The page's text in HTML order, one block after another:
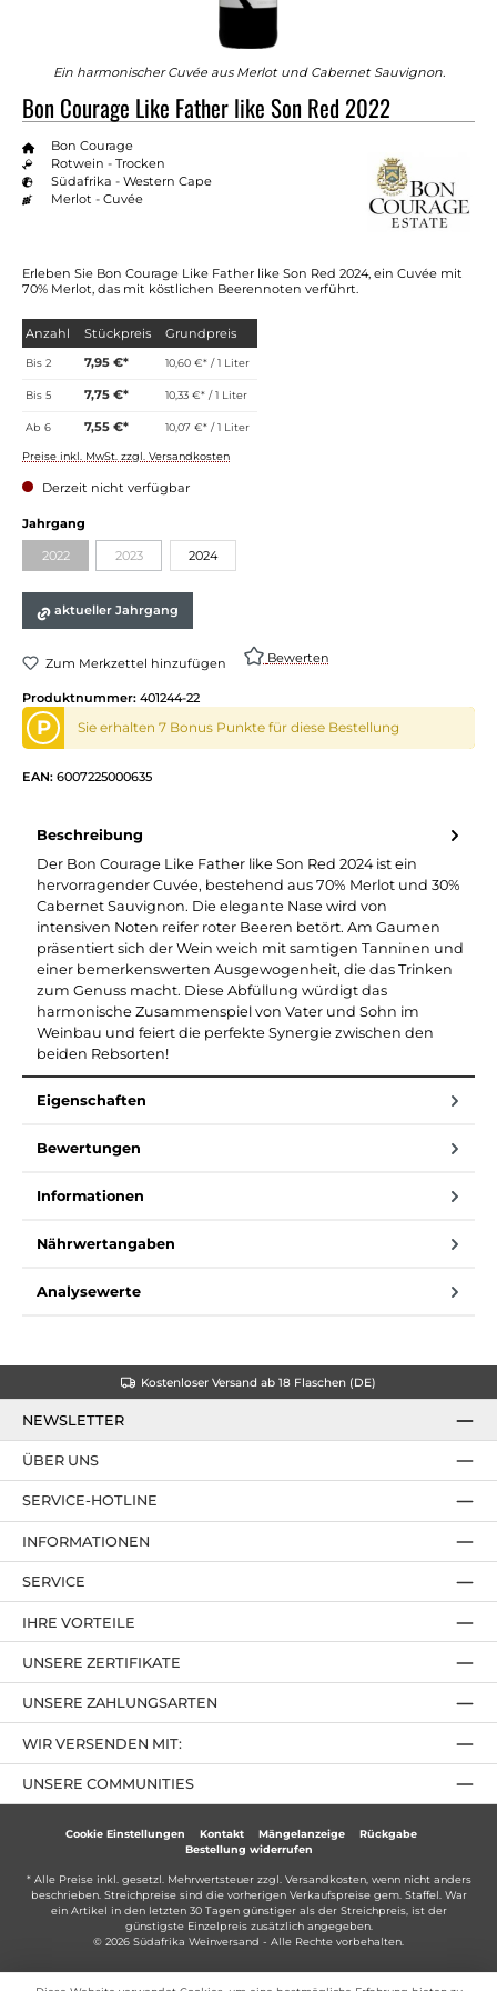
Ein harmonischer Cuvée aus Merlot und Cabernet Sauvignon.
Bon Courage Like Father like Son Red 2022
Bon Courage
Rotwein - Trocken
Südafrika - Western Cape
Merlot - Cuvée
Erleben Sie Bon Courage Like Father like Son Red 2024, ein Cuvée mit
70% Merlot, das mit köstlichen Beerennoten verführt.
Anzahl Stückpreis Grundpreis
Bis2 7,95 €* 10,60 €* / 1 Liter
Bis5 7,75 €* 10,33 €* / 1 Liter
Ab6 7,55 €* 10,07 €* / 1 Liter
Preise inkl. MwSt. zzgl. Versandkosten
Derzeit nicht verfügbar
Jahrgang
2022(Diese Option ist zurzeit nicht verfügbar.)
2023(Diese Option ist zurzeit nicht verfügbar.)
2024
aktueller Jahrgang
Zum Merkzettel hinzufügen Bewerten
Produktnummer: 401244-22
P Sie erhalten 7 Bonus Punkte für diese Bestellung
EAN: 6007225000635
Beschreibung
Der Bon Courage Like Father like Son Red 2024 ist ein
hervorragender Cuvée, bestehend aus 70% Merlot und 30%
Cabernet Sauvignon. Die elegante Nase wird von
intensiven Noten reifer roter Beeren betört. Am Gaumen
präsentiert sich der Wein weich mit samtigen Tanninen und
einer bemerkenswerten Ausgewogenheit, die das Trinken
zum Genuss macht. Diese Abfüllung würdigt das
harmonische Zusammenspiel von Vater und Sohn im
Weinbau und feiert die perfekte Synergie zwischen den
beiden Rebsorten!
Eigenschaften
Bewertungen
Informationen
Nährwertangaben
Analysewerte
Kostenloser Versand ab 18 Flaschen (DE)
NEWSLETTER
SERVICE-HOTLINE
IHRE VORTEILE
UNSERE ZAHLUNGSARTEN
ÜBER UNS
UNSERE ZERTIFIKATE
INFORMATIONEN
SERVICE
UNSERE COMMUNITIES
WIR VERSENDEN MIT:
Cookie Einstellungen Kontakt Mängelanzeige
Rückgabe
Bestellung widerrufen
* Alle Preise inkl. gesetzl. Mehrwertsteuer zzgl. Versandkosten, wenn nicht anders
beschrieben. Streichpreise sind die vorherigen Verkaufspreise gem. Staffel. War
ein Artikel in den letzten 30 Tagen günstiger als der Streichpreis, ist der
günstigste Einzelpreis zusätzlich angegeben.
© 2026 Südafrika Weinversand - Alle Rechte vorbehalten.